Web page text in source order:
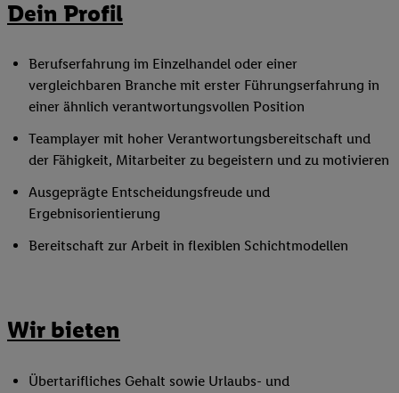
Dein Profil
Berufserfahrung im Einzelhandel oder einer
vergleichbaren Branche mit erster Führungserfahrung in
einer ähnlich verantwortungsvollen Position
Teamplayer mit hoher Verantwortungsbereitschaft und
der Fähigkeit, Mitarbeiter zu begeistern und zu motivieren
Ausgeprägte Entscheidungsfreude und
Ergebnisorientierung
Bereitschaft zur Arbeit in flexiblen Schichtmodellen
Wir bieten
Übertarifliches Gehalt sowie Urlaubs- und